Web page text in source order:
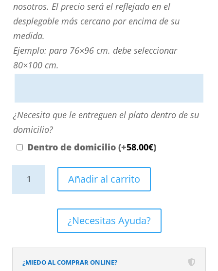
su
medida?
Puede
personalizarla
directamente
contactando
nosotros.
El
precio
será
nosotros. El precio será el reflejado en el
desplegable más cercano por encima de su
medida.
Ejemplo: para 76×96 cm. debe seleccionar
80×100 cm.
¿Necesita
que
le
domicilio?
¿Necesita que le entreguen el plato dentro de su
domicilio?
Dentro de domicilio (+58.00€)
pizarra.
Efecto
Añadir al carrito
¿Necesitas Ayuda?
¿MIEDO AL COMPRAR ONLINE?